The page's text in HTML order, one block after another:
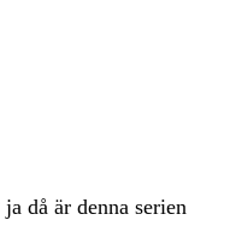
då är denna serien